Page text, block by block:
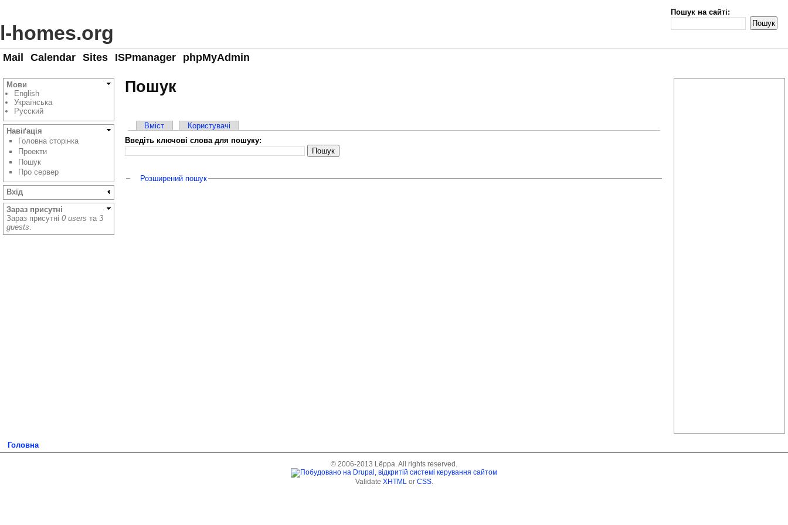
Пошук на сайті:
l-homes.org
Mail Calendar Sites ISPmanager phpMyAdmin
Мови
English
Українська
Русский
Навіґація
Головна сторінка
Проекти
Пошук
Про сервер
Вхід
Зараз присутні
Зараз присутні 0 users та 3
guests
Пошук
Вміст
Користувачі
Введіть ключові слова для пошуку:
Розширений пошук
Головна
© 2006-2013 Lёppa. All rights reserved.
Validate XHTMLor CSS.